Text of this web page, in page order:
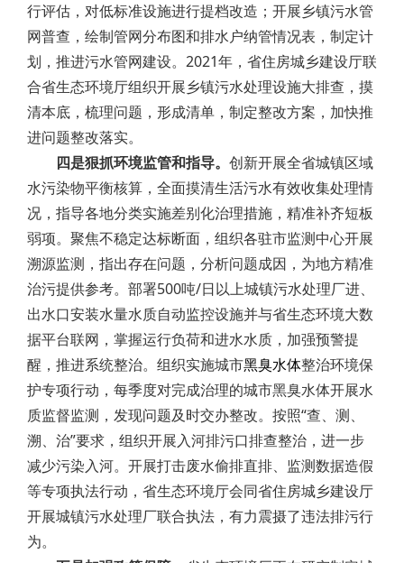
行评估，对低标准设施进行提档改造；开展乡镇污水管
网普查，绘制管网分布图和排水户纳管情况表，制定计
划，推进污水管网建设。2021年，省住房城乡建设厅联
合省生态环境厅组织开展乡镇污水处理设施大排查，摸
清本底，梳理问题，形成清单，制定整改方案，加快推
进问题整改落实。
四是狠抓环境监管和指导。 创新开展全省城镇区域
水污染物平衡核算，全面摸清生活污水有效收集处理情
况，指导各地分类实施差别化治理措施，精准补齐短板
弱项。聚焦不稳定达标断面，组织各驻市监测中心开展
溯源监测，指出存在问题，分析问题成因，为地方精准
治污提供参考。部署500吨/日以上城镇污水处理厂进、
出水口安装水量水质自动监控设施并与省生态环境大数
据平台联网，掌握运行负荷和进水水质，加强预警提
醒，推进系统整治。组织实施城市黑臭水体整治环境保
护专项行动，每季度对完成治理的城市黑臭水体开展水
质监督监测，发现问题及时交办整改。按照“查、测、
溯、治”要求，组织开展入河排污口排查整治，进一步
减少污染入河。开展打击废水偷排直排、监测数据造假
等专项执法行动，省生态环境厅会同省住房城乡建设厅
开展城镇污水处理厂联合执法，有力震摄了违法排污行
为。